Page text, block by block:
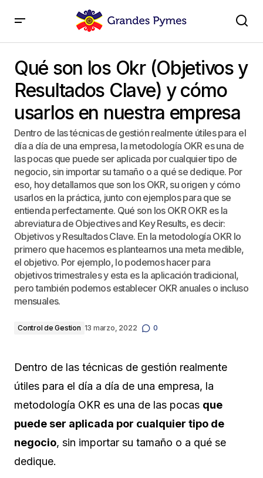
cómo usarlos en nuestra empresa
Qué son los Okr (Objetivos y
Resultados Clave) y cómo
usarlos en nuestra empresa
Dentro de las técnicas de gestión realmente útiles para el
día a día de una empresa, la metodología OKR es una de
las pocas que puede ser aplicada por cualquier tipo de
negocio, sin importar su tamaño o a qué se dedique. Por
eso, hoy detallamos que son los OKR, su origen y cómo
usarlos en la práctica, junto con ejemplos para que se
entienda perfectamente. Qué son los OKR OKR es la
abreviatura de Objectives and Key Results, es decir:
Objetivos y Resultados Clave. En la metodología OKR lo
primero que hacemos es plantearnos una meta medible,
el objetivo. Por ejemplo, lo podemos hacer para
objetivos trimestrales y esta es la aplicación tradicional,
pero también podemos establecer OKR anuales o incluso
mensuales.
Control de Gestion 13 marzo, 2022 0
Dentro de las técnicas de gestión realmente
útiles para el día a día de una empresa, la
metodología OKR es una de las pocas que
puede ser aplicada por cualquier tipo de
negocio, sin importar su tamaño o a qué se
dedique.